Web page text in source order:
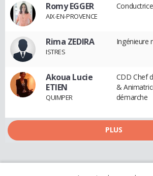
Romy EGGER
AIX-EN-PROVENCE
Rima ZEDIRA
ISTRES
Ingénieure
Akoua Lucie
ETIEN
QUIMPER
CDD Chef
&
démarche
PLUS